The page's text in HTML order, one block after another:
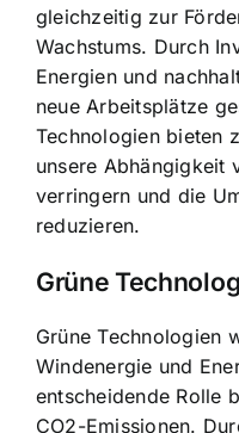
gleichzeitig zur
Wachstums. Durch
Energien und
neue Arbeitsplätze
Technologien bieten
unsere Abhängigkeit
verringern und die
reduzieren.
Grüne
Grüne Technologien
Windenergie und
entscheidende Rolle
CO2-Emissionen.